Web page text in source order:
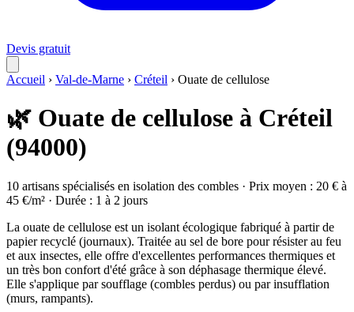
Devis gratuit
Accueil › Val-de-Marne › Créteil › Ouate de cellulose
🌿 Ouate de cellulose à Créteil
(94000)
10 artisans spécialisés en isolation des combles · Prix moyen : 20 € à
45 €/m² · Durée : 1 à 2 jours
La ouate de cellulose est un isolant écologique fabriqué à partir de
papier recyclé (journaux). Traitée au sel de bore pour résister au feu
et aux insectes, elle offre d'excellentes performances thermiques et
un très bon confort d'été grâce à son déphasage thermique élevé.
Elle s'applique par soufflage (combles perdus) ou par insufflation
(murs, rampants).